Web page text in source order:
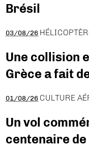
Brésil
03/08/26
Une collision
Grèce a fait
01/08/26 CULTURE
Un vol
centenaire